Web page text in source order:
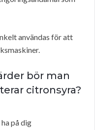
användas för att
bör man
citronsyra?
på dig